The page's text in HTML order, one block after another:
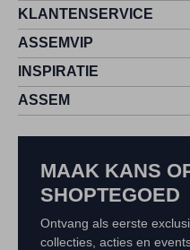
KLANTENSERVICE
ASSEMVIP
INSPIRATIE
ASSEM
MAAK KANS
SHOPTEGOED
Ontvang als eerste
collecties, acties en